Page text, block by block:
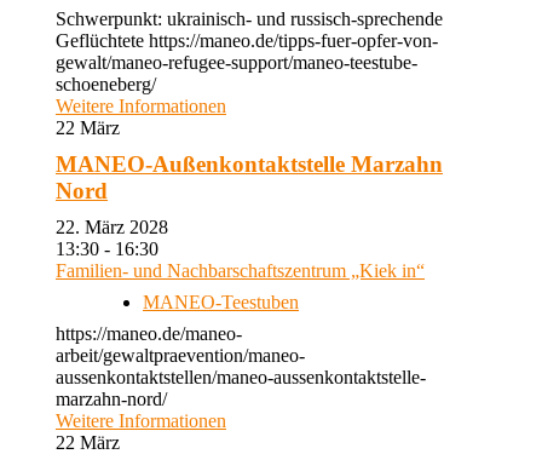
Schwerpunkt: ukrainisch- und russisch-sprechende
Geflüchtete https://maneo.de/tipps-fuer-opfer-von-
gewalt/maneo-refugee-support/maneo-teestube-
schoeneberg/
Weitere Informationen
22 März
MANEO-Außenkontaktstelle Marzahn
Nord
22. März 2028
13:30 - 16:30
Familien- und Nachbarschaftszentrum „Kiek in“
MANEO-Teestuben
https://maneo.de/maneo-
arbeit/gewaltpraevention/maneo-
aussenkontaktstellen/maneo-aussenkontaktstelle-
marzahn-nord/
Weitere Informationen
22 März